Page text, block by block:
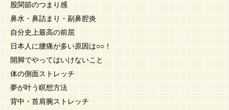
股関節のつまり感
鼻水・鼻詰まり・副鼻腔炎
自分史上最高の前屈
日本人に腰痛が多い原因は○○！
開脚でやってはいけないこと
体の側面ストレッチ
夢が叶う瞑想方法
背中・首肩腕ストレッチ